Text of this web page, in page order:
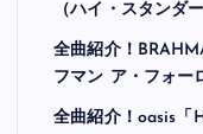
（ハイ・スタンダ
全曲紹介！
フマン ア・フォー
全曲紹介！oasis「